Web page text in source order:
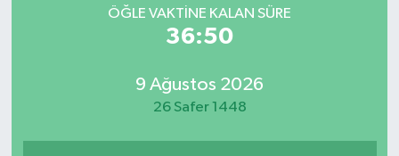
ÖĞLE VAKTİNE KALAN SÜRE
36:50
9 Ağustos 2026
26 Safer 1448
HABERLER